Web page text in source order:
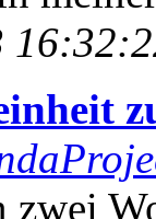
zwei